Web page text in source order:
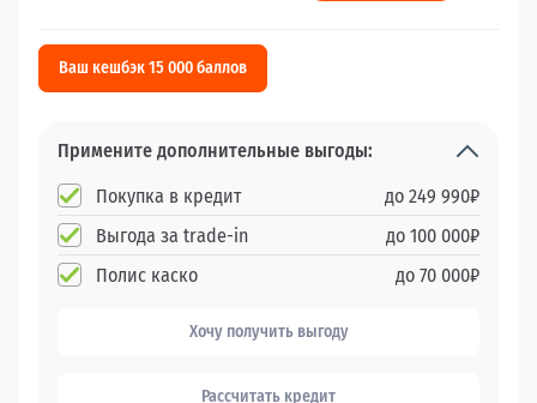
Ваш кешбэк 15 000 баллов
Примените дополнительные выгоды:
Покупка в кредит
до 249 990₽
Выгода за trade-in
до 100 000₽
Полис каско
до 70 000₽
Хочу получить выгоду
Рассчитать кредит